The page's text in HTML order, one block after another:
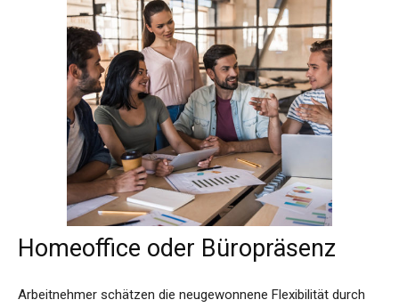
Homeoffice oder Büropräsenz
Arbeitnehmer schätzen die neugewonnene Flexibilität durch